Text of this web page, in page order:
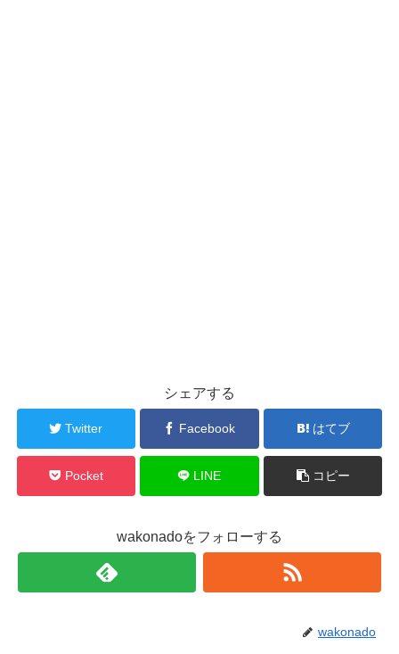
シェアする
Twitter Facebook はてブ
Pocket LINE コピー
wakonadoをフォローする
wakonado